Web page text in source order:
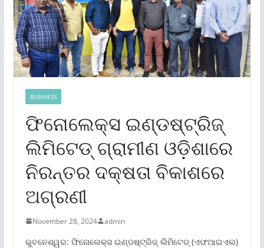
BUSINESS
ଫିନୋଲେକ୍ସ ଇଣ୍ଡଷ୍ଟ୍ରିଜ୍
ଲିମିଟେଡ୍ ଗ୍ରାମୀଣ ଓଡ଼ିଶାରେ
ନିରନ୍ତର ଦକ୍ଷତା ବିକାଶରେ
ଅଗ୍ରଣୀ
November 28, 2024 admin
ଭୁବନେଶ୍ୱର: ଫିନୋଲେକ୍ସ ଇଣ୍ଡଷ୍ଟ୍ରିଜ୍ ଲିମିଟେଡ୍ (ଏଫଆଇଏଲ)